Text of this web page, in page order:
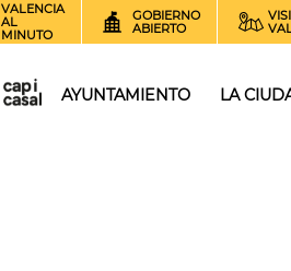
VALENCIA
AL
MINUTO
GOBIERNO
ABIERTO
AYUNTAMIENTO LA